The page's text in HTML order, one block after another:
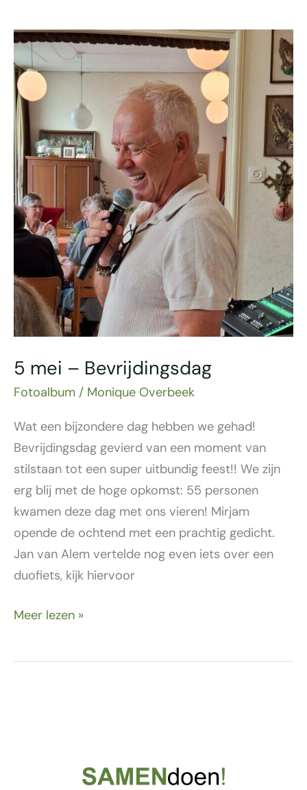
5 mei – Bevrijdingsdag
Fotoalbum / Monique Overbeek
Wat een bijzondere dag hebben we gehad!
Bevrijdingsdag gevierd van een moment van
stilstaan tot een super uitbundig feest!! We zijn
erg blij met de hoge opkomst: 55 personen
kwamen deze dag met ons vieren! Mirjam
opende de ochtend met een prachtig gedicht.
Jan van Alem vertelde nog even iets over een
duofiets, kijk hiervoor
5
mei
–
Bevrijdingsdag
Meer lezen »